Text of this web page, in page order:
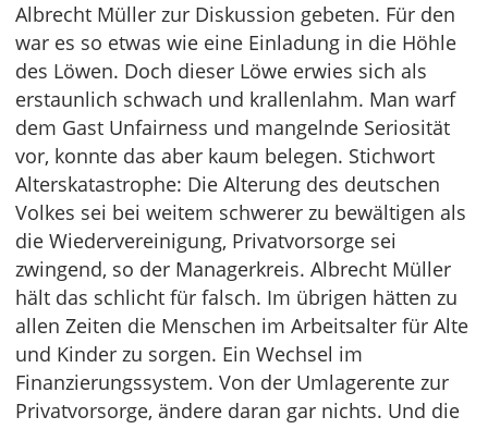
Albrecht Müller zur Diskussion gebeten. Für den
war es so etwas wie eine Einladung in die Höhle
des Löwen. Doch dieser Löwe erwies sich als
erstaunlich schwach und krallenlahm. Man warf
dem Gast Unfairness und mangelnde Seriosität
vor, konnte das aber kaum belegen. Stichwort
Alterskatastrophe: Die Alterung des deutschen
Volkes sei bei weitem schwerer zu bewältigen als
die Wiedervereinigung, Privatvorsorge sei
zwingend, so der Managerkreis. Albrecht Müller
hält das schlicht für falsch. Im übrigen hätten zu
allen Zeiten die Menschen im Arbeitsalter für Alte
und Kinder zu sorgen. Ein Wechsel im
Finanzierungssystem. Von der Umlagerente zur
Privatvorsorge, ändere daran gar nichts. Und die